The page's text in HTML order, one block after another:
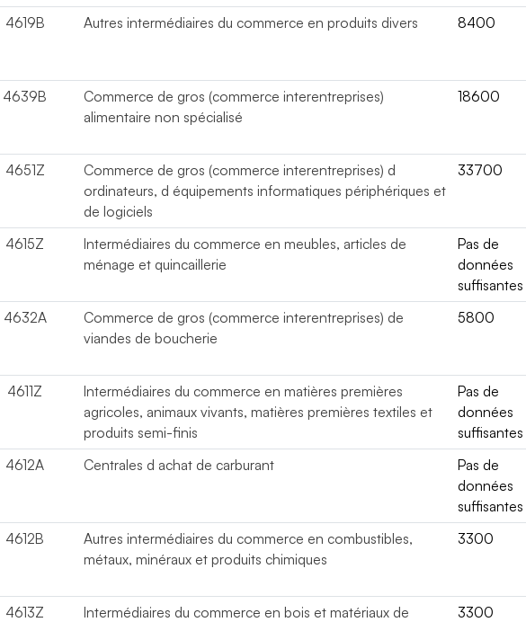
4619B Autres intermédiaires du commerce en produits divers 8400
4639B
Commerce de gros (commerce interentreprises)
alimentaire non spécialisé
18600
4651Z
Commerce de gros (commerce interentreprises) d
ordinateurs, d équipements informatiques périphériques et
de logiciels
33700
4615Z
Intermédiaires du commerce en meubles, articles de
ménage et quincaillerie
Pas de
données
suffisantes
4632A
Commerce de gros (commerce interentreprises) de
viandes de boucherie
5800
4611Z
Intermédiaires du commerce en matières premières
agricoles, animaux vivants, matières premières textiles et
produits semi-finis
Pas de
données
suffisantes
4612A Centrales d achat de carburant
Pas de
données
suffisantes
4612B
Autres intermédiaires du commerce en combustibles,
métaux, minéraux et produits chimiques
3300
4613Z
Intermédiaires du commerce en bois et matériaux de
3300